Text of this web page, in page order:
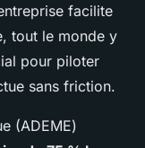
facilite
tout le monde y
pour piloter
sans friction.
(ADEME)